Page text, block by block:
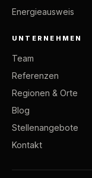
Energieausweis
UNTERNEHMEN
Team
Referenzen
Regionen & Orte
Blog
Stellenangebote
Kontakt